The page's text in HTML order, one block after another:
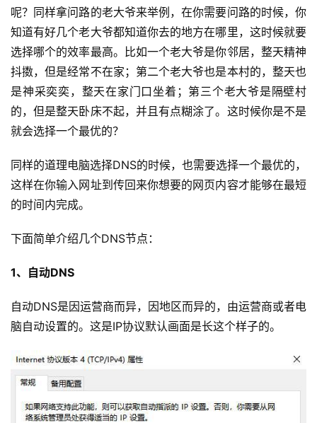
呢？同样拿问路的老大爷来举例，在你需要问路的时候，你
知道有好几个老大爷都知道你去的地方在哪里，这时候就要
选择哪个的效率最高。比如一个老大爷是你邻居，整天精神
抖擞，但是经常不在家；第二个老大爷也是本村的，整天也
是神采奕奕，整天在家门口坐着；第三个老大爷是隔壁村
的，但是整天卧床不起，并且有点糊涂了。这时候你是不是
就会选择一个最优的？
同样的道理电脑选择DNS的时候，也需要选择一个最优的，
这样在你输入网址到传回来你想要的网页内容才能够在最短
的时间内完成。
下面简单介绍几个DNS节点：
1、自动DNS
自动DNS是因运营商而异，因地区而异的，由运营商或者电
脑自动设置的。这是IP协议默认画面是长这个样子的。